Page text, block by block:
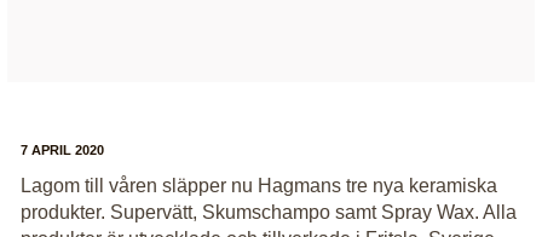
7 APRIL 2020
Lagom till våren släpper nu Hagmans tre nya keramiska
produkter. Supervätt, Skumschampo samt Spray Wax. Alla